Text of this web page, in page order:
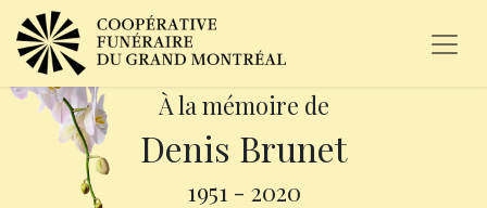
À la mémoire de
Denis Brunet
1951 - 2020